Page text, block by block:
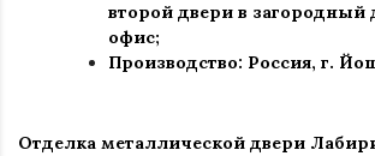
второй двери в загородный
офис;
Производство: Россия, г.
Отделка металлической двери